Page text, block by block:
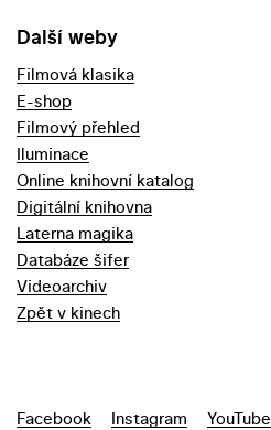
Další weby
Filmová klasika
E-shop
Filmový přehled
Iluminace
Online knihovní katalog
Digitální knihovna
Laterna magika
Databáze šifer
Videoarchiv
Zpět v kinech
Facebook Instagram YouTube